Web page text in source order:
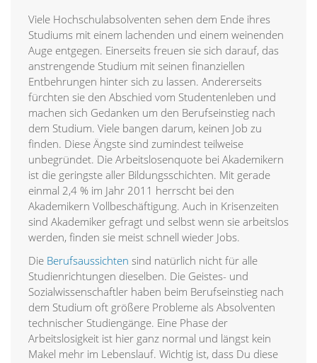
Viele Hochschulabsolventen sehen dem Ende ihres
Studiums mit einem lachenden und einem weinenden
Auge entgegen. Einerseits freuen sie sich darauf, das
anstrengende Studium mit seinen finanziellen
Entbehrungen hinter sich zu lassen. Andererseits
fürchten sie den Abschied vom Studentenleben und
machen sich Gedanken um den Berufseinstieg nach
dem Studium. Viele bangen darum, keinen Job zu
finden. Diese Ängste sind zumindest teilweise
unbegründet. Die Arbeitslosenquote bei Akademikern
ist die geringste aller Bildungsschichten. Mit gerade
einmal 2,4 % im Jahr 2011 herrscht bei den
Akademikern Vollbeschäftigung. Auch in Krisenzeiten
sind Akademiker gefragt und selbst wenn sie arbeitslos
werden, finden sie meist schnell wieder Jobs.
Die Berufsaussichten sind natürlich nicht für alle
Studienrichtungen dieselben. Die Geistes- und
Sozialwissenschaftler haben beim Berufseinstieg nach
dem Studium oft größere Probleme als Absolventen
technischer Studiengänge. Eine Phase der
Arbeitslosigkeit ist hier ganz normal und längst kein
Makel mehr im Lebenslauf. Wichtig ist, dass Du diese